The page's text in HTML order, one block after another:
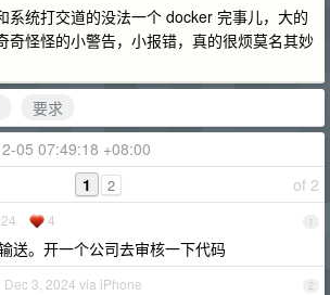
系统打交道的没法一个 docker 完事儿，大的
奇怪怪的小警告，小报错，真的很烦莫名其妙
要求
05 07:49:18 +08:00
of 2
1 2
1
4
送。开一个公司去审核一下代码
2
Dec 3, 2024 via iPhone